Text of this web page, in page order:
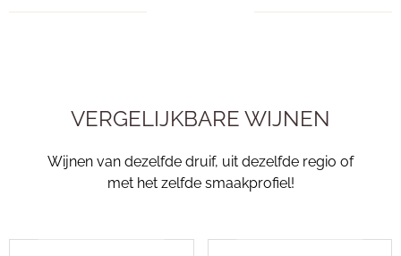
VERGELIJKBARE WIJNEN
Wijnen van dezelfde druif, uit dezelfde regio of
met het zelfde smaakprofiel!